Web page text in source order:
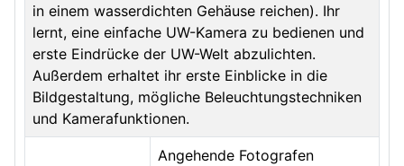
in einem wasserdichten Gehäuse reichen). Ihr
lernt, eine einfache UW-Kamera zu bedienen und
erste Eindrücke der UW-Welt abzulichten.
Außerdem erhaltet ihr erste Einblicke in die
Bildgestaltung, mögliche Beleuchtungstechniken
und Kamerafunktionen.
Angehende Fotografen